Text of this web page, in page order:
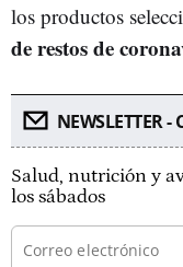
los productos
de restos de
NEWSLETTER -
Salud, nutrición y
los sábados